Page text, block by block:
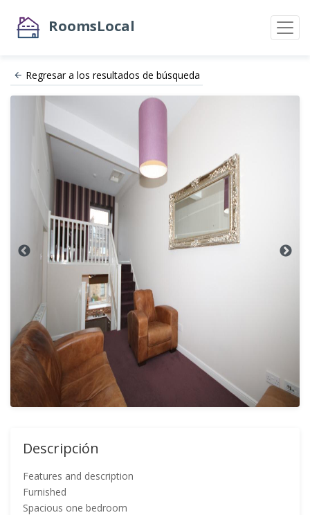
RoomsLocal
Regresar a los resultados de búsqueda
Descripción
Features and description
Furnished
Spacious one bedroom